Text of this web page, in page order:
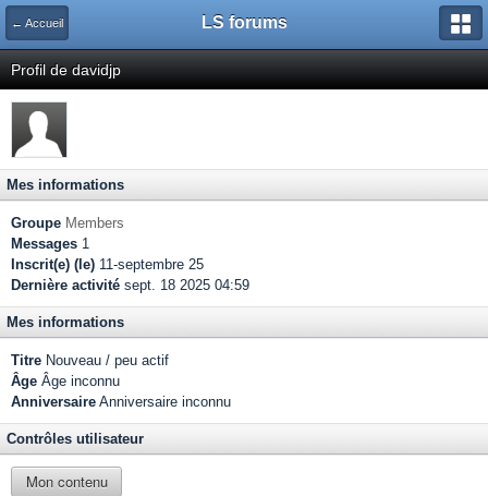
← Accueil LS forums
Profil de davidjp
Mes informations
Groupe Members
Messages 1
Inscrit(e) (le) 11-septembre 25
Dernière activité sept. 18 2025 04:59
Mes informations
Titre Nouveau / peu actif
Âge Âge inconnu
Anniversaire Anniversaire inconnu
Contrôles utilisateur
Mon contenu